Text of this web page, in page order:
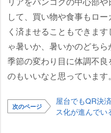
して、買い物や食事もロ
く済ませることもできま
ゃ暑いか、暑いかのどち
季節の変わり目に体調不
のもいいなと思っています。
次のページ
屋台でもQR決
ス化が進んでい